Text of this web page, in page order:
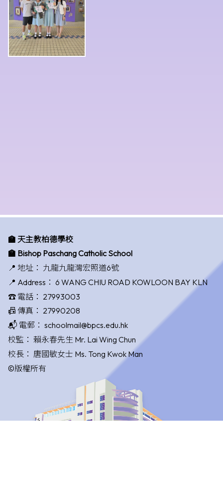
🏫 天主教柏德學校
🏫 Bishop Paschang Catholic School
📍 地址： 九龍九龍灣宏照道6號
📍 Address： 6 WANG CHIU ROAD KOWLOON BAY KLN
☎️ 電話： 27993003
📠 傳真： 27990208
📬 電郵： schoolmail@bpcs.edu.hk
校監： 賴永春先生 Mr. Lai Wing Chun
校長： 唐國敏女士 Ms. Tong Kwok Man
©版權所有